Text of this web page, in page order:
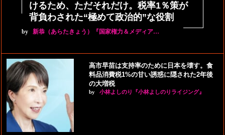
けるため、ただそれだけ。税率1％策が
背負わされた“極めて政治的”な役割
by 新恭（あらたきょう）『国家権力＆メディア…
高市早苗は支持率のために日本を壊す。食
料品消費税1%の甘い誘惑に隠された2年後
の大増税
by 小林よしのり『小林よしのりライジング』